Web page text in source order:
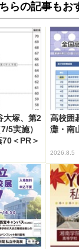
らの記事もお
大塚、第2
5実施）
＜PR＞
高校囲
灘・南
2026.8.5